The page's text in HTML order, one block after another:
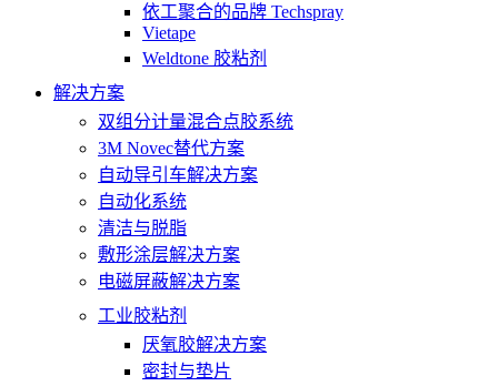
依工聚合的品牌 Techspray
Vietape
Weldtone 胶粘剂
解决方案
双组分计量混合点胶系统
3M Novec替代方案
自动导引车解决方案
自动化系统
清洁与脱脂
敷形涂层解决方案
电磁屏蔽解决方案
工业胶粘剂
厌氧胶解决方案
密封与垫片